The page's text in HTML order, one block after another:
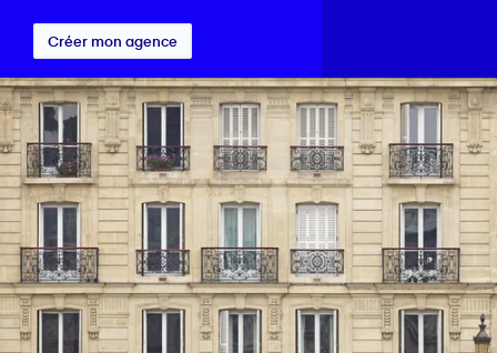
Créer mon agence